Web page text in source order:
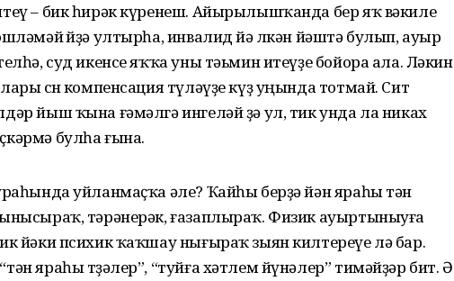
– бик һирәк күренеш. Айырылышҡанда бер яҡ вәкиле
өйҙә ултырһа, инвалид йә өлкән йәштә булып, ауыр
суд икенсе яҡҡа уны тәьмин итеүҙе бойора ала. Ләкин
өсөн компенсация түләүҙе күҙ уңында тотмай. Сит
йыш ҡына ғәмәлгә ингеләй ҙә ул, тик унда ла никах
булһа ғына.
уйланмаҫҡа әле? Ҡайһы берҙә йән яраһы тән
тәрәнерәк, ғазаплыраҡ. Физик ауыртыныуға
йәки психик ҡаҡшау нығыраҡ зыян килтереүе лә бар.
яраһы төҙәлер”, “туйға хәтлем йүнәлер” тимәйҙәр бит. Ә